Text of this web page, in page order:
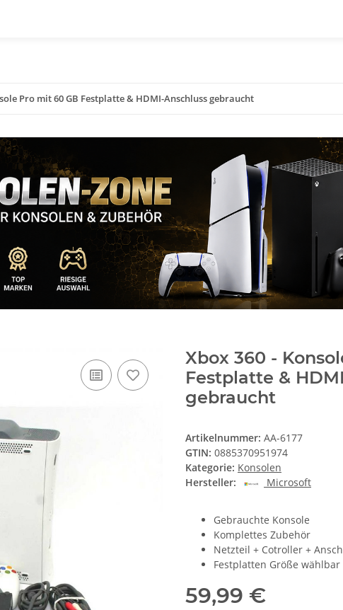
Pro mit 60 GB Festplatte & HDMI-Anschluss gebraucht
Xbox 360 -
Festplatte &
gebraucht
Artikelnummer: AA-6177
GTIN: 0885370951974
Kategorie: Konsolen
Hersteller:
Microsoft
Gebrauchte Konsole
Komplettes Zubehör
Netzteil + Cotroller +
Festplatten Größe wählbar
59,99 €